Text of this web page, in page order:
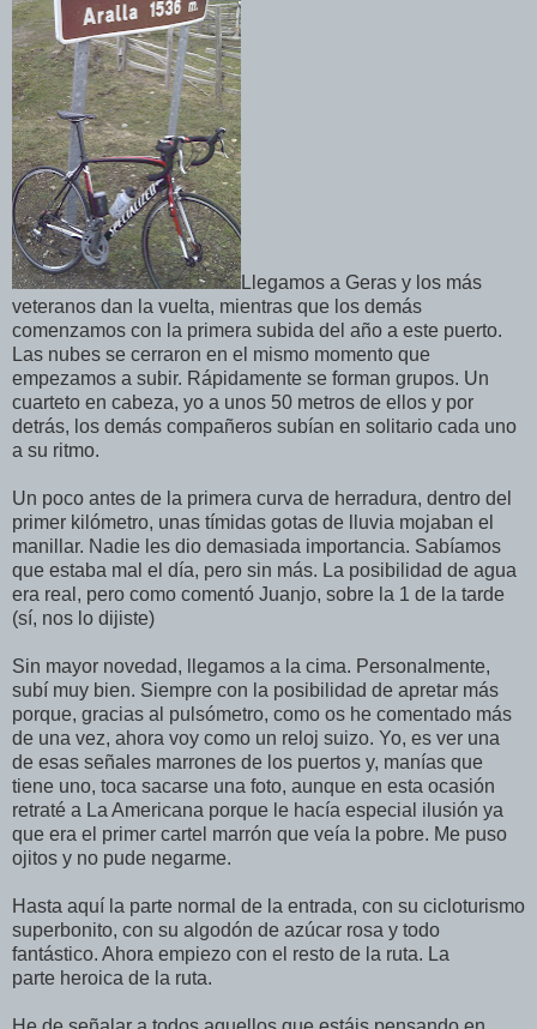
Llegamos a Geras y los más
veteranos dan la vuelta, mientras que los demás
comenzamos con la primera subida del año a este puerto.
Las nubes se cerraron en el mismo momento que
empezamos a subir. Rápidamente se forman grupos. Un
cuarteto en cabeza, yo a unos 50 metros de ellos y por
detrás, los demás compañeros subían en solitario cada uno
a su ritmo.
Un poco antes de la primera curva de herradura, dentro del
primer kilómetro, unas tímidas gotas de lluvia mojaban el
manillar. Nadie les dio demasiada importancia. Sabíamos
que estaba mal el día, pero sin más. La posibilidad de agua
era real, pero como comentó Juanjo, sobre la 1 de la tarde
(sí, nos lo dijiste)
Sin mayor novedad, llegamos a la cima. Personalmente,
subí muy bien. Siempre con la posibilidad de apretar más
porque, gracias al pulsómetro, como os he comentado más
de una vez, ahora voy como un reloj suizo. Yo, es ver una
de esas señales marrones de los puertos y, manías que
tiene uno, toca sacarse una foto, aunque en esta ocasión
retraté a La Americana porque le hacía especial ilusión ya
que era el primer cartel marrón que veía la pobre. Me puso
ojitos y no pude negarme.
Hasta aquí la parte normal de la entrada, con su cicloturismo
superbonito, con su algodón de azúcar rosa y todo
fantástico. Ahora empiezo con el resto de la ruta. La
parte heroica de la ruta.